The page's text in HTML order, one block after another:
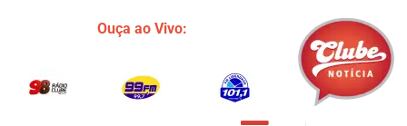
Ouça ao Vivo: